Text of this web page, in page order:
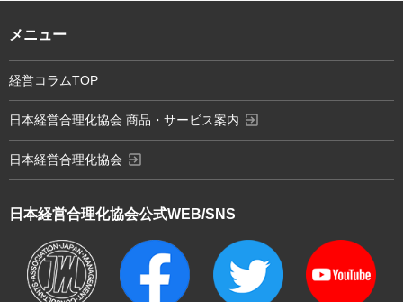
日本経営合理化協会公式WEB/SNS
メニュー
経営コラムTOP
日本経営合理化協会 商品・サービス案内 exit_to_app
日本経営合理化協会 exit_to_app